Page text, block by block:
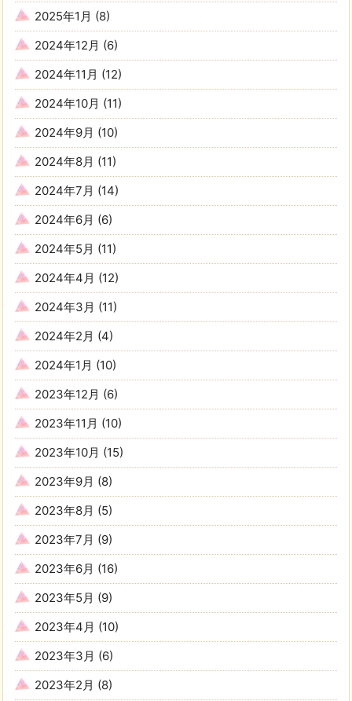
2025年1月 (8)
2024年12月 (6)
2024年11月 (12)
2024年10月 (11)
2024年9月 (10)
2024年8月 (11)
2024年7月 (14)
2024年6月 (6)
2024年5月 (11)
2024年4月 (12)
2024年3月 (11)
2024年2月 (4)
2024年1月 (10)
2023年12月 (6)
2023年11月 (10)
2023年10月 (15)
2023年9月 (8)
2023年8月 (5)
2023年7月 (9)
2023年6月 (16)
2023年5月 (9)
2023年4月 (10)
2023年3月 (6)
2023年2月 (8)